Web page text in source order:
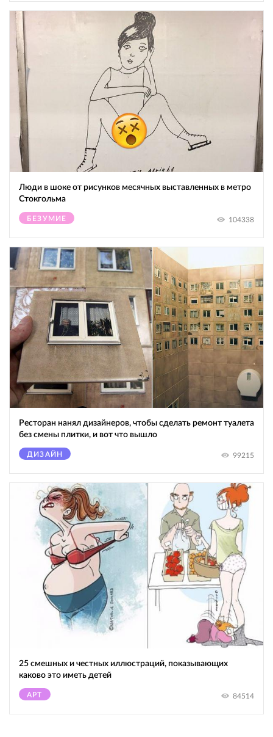
Люди в шоке от рисунков месячных выставленных в метро
Стокгольма
БЕЗУМИЕ 104338
Ресторан нанял дизайнеров, чтобы сделать ремонт туалета
без смены плитки, и вот что вышло
ДИЗАЙН 99215
25 смешных и честных иллюстраций, показывающих
каково это иметь детей
АРТ 84514